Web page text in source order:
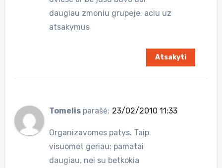
daugiau zmoniu grupeje. aciu uz
atsakymus
Atsakyti
Tomelis parašė: 23/02/2010 11:33
Organizavomes patys. Taip
visuomet geriau: pamatai
daugiau, nei su betkokia